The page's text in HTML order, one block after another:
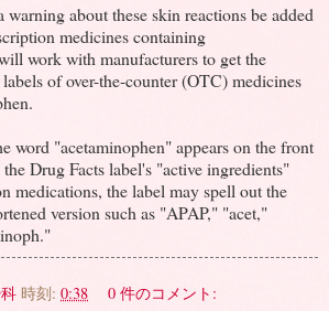
about these skin reactions be added
medicines containing
work with manufacturers to get the
of over-the-counter (OTC) medicines
word "acetaminophen" appears on the front
Drug Facts label's "active ingredients"
medications, the label may spell out the
version such as "APAP," "acet,"
時刻: 0:38 0 件のコメント: